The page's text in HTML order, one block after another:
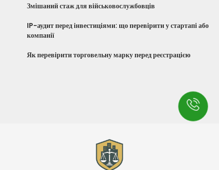
Змішаний стаж для військовослужбовців
IP-аудит перед інвестиціями: що перевірити у стартапі або
компанії
Як перевірити торговельну марку перед реєстрацією